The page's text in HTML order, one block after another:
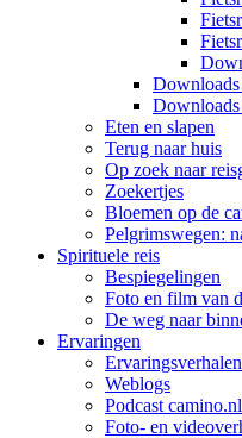
Eten en slapen
Terug naar huis
Op zoek naar
Zoekertjes
Bloemen op de
Pelgrimswegen:
Spirituele reis
Bespiegelingen
Foto en film van
De weg naar
Ervaringen
Ervaringsverhalen
Weblogs
Podcast camino.nl
Foto- en